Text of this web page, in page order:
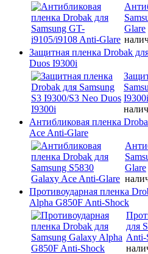
Glare
Защитная пленка Drobak
Duos I9300i
I9300i
Антибликовая пленка
Ace Anti-Glare
Glare
Противоударная пленка
Alpha G850F Anti-Shock
для
Anti-